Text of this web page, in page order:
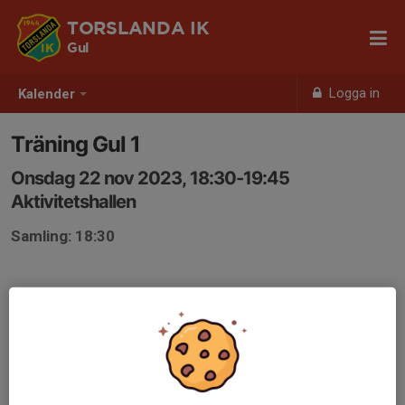
Kalender Logga in
TORSLANDA IK
Gul
Träning Gul 1
Onsdag 22 nov 2023, 18:30-19:45
Aktivitetshallen
Samling: 18:30